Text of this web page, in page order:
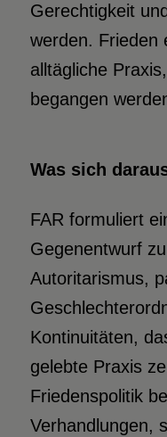
Gerechtigkeit
werden. Frieden
alltägliche
begangen
Was sich
FAR formuliert
Gegenentwurf
Autoritarismus,
Kontinuitäten,
gelebte Praxis
Friedenspolitik
Verhandlungen,